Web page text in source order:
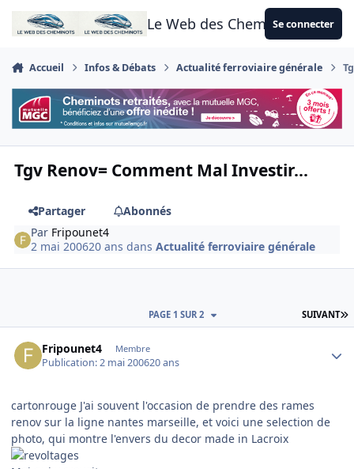
Aller au contenu
Le Web des CheminotsSe connecter
Accueil Infos & Débats Actualité ferroviaire générale
Tgv Renov= Comment Mal Investir...
Partager
Abonnés
Par Fripounet4
2 mai 200620 ans dansActualité ferroviaire générale
SUIVANT
PAGE 1 SUR 2
Fripounet4 Membre
Publication:2 mai 200620 ans
cartonrouge J'ai souvent l'occasion de prendre des rames
renov sur la ligne nantes marseille, et voici une selection de
photo, qui montre l'envers du decor made in Lacroix